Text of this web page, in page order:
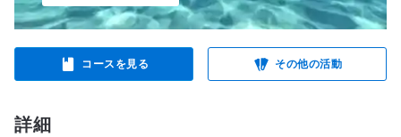
コースを見る その他の活動
詳細